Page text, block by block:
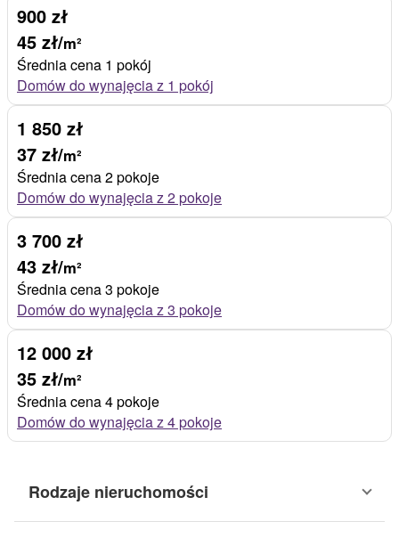
900 zł
45 zł/m²
Średnia cena 1 pokój
Domów do wynajęcia z 1 pokój
1 850 zł
37 zł/m²
Średnia cena 2 pokoje
Domów do wynajęcia z 2 pokoje
3 700 zł
43 zł/m²
Średnia cena 3 pokoje
Domów do wynajęcia z 3 pokoje
12 000 zł
35 zł/m²
Średnia cena 4 pokoje
Domów do wynajęcia z 4 pokoje
Rodzaje nieruchomości